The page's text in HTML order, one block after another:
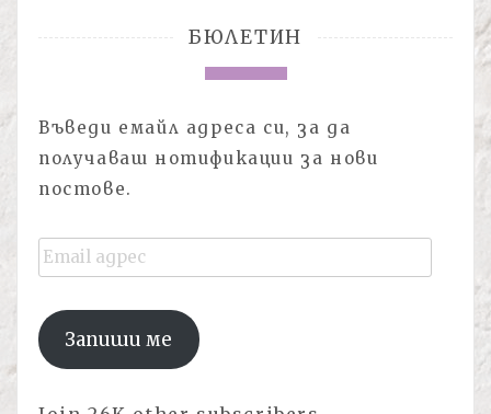
БЮЛЕТИН
Въведи емайл адреса си, за да
получаваш нотификации за нови
постове.
Email
адрес
Запиши ме